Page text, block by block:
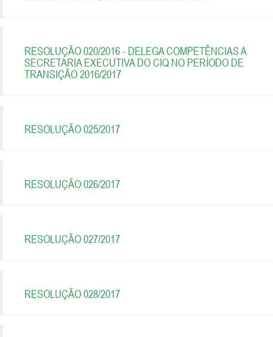
RESOLUÇÃO 020/2016 - DELEGA COMPETÊNCIAS A
SECRETARIA EXECUTIVA DO CIQ NO PERÍODO DE
TRANSIÇÃO 2016/2017
RESOLUÇÃO 025/2017
RESOLUÇÃO 026/2017
RESOLUÇÃO 027/2017
RESOLUÇÃO 028/2017